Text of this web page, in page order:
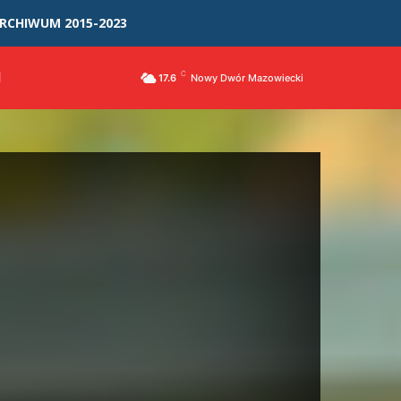
2015-2023
17.6 C Nowy Dwór Mazowiecki